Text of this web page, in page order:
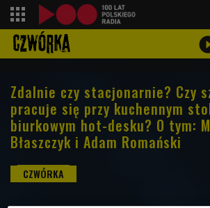
Zdalnie czy stacjonarnie? Czy
pracuje się przy kuchennym
biurkowym hot-desku? O tym:
Błaszczyk i Adam Romański